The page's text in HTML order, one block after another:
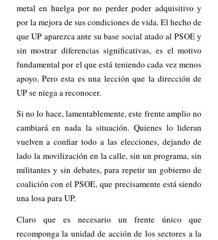
metal en huelga por no perder poder adquisitivo y
por la mejora de sus condiciones de vida. El hecho de
que UP aparezca ante su base social atado al PSOE y
sin mostrar diferencias significativas, es el motivo
fundamental por el que está teniendo cada vez menos
apoyo. Pero esta es una lección que la dirección de
UP se niega a reconocer.
Si no lo hace, lamentablemente, este frente amplio no
cambiará en nada la situación. Quienes lo lideran
vuelven a confiar todo a las elecciones, dejando de
lado la movilización en la calle, sin un programa, sin
militantes y sin debates, para repetir un gobierno de
coalición con el PSOE, que precisamente está siendo
una losa para UP.
Claro que es necesario un frente único que
recomponga la unidad de acción de los sectores a la